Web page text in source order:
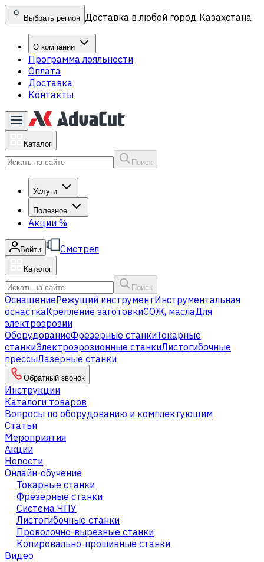
Выбрать регион Доставка в любой город Казахстана
О компании
Программа лояльности
Оплата
Доставка
Контакты
Каталог
Поиск
Услуги
Полезное
Акции %
Войти Смотрел
Каталог
Поиск
ОснащениеРежущий инструментИнструментальная
оснасткаКрепление заготовкиСОЖ, маслаДля
электроэрозии
ОборудованиеФрезерные станкиТокарные
станкиЭлектроэрозионные станкиЛистогибочные
прессыЛазерные станки
Обратный звонок
Инструкции
Каталоги товаров
Вопросы по оборудованию и комплектующим
Статьи
Мероприятия
Акции
Новости
Онлайн-обучение
Токарные станки
Фрезерные станки
Система ЧПУ
Листогибочные станки
Проволочно-вырезные станки
Копировально-прошивные станки
Видео